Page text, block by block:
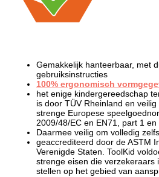
Gemakkelijk hanteerbaar, met
gebruiksinstructies
100% ergonomisch
het enige kindergereedschap
is door TÜV Rheinland en
strenge Europese
2009/48/EC en EN71, part 1 en
Daarmee veilig om volledig
geaccrediteerd door de ASTM
Verenigde Staten. ToolKid
strenge eisen die verzekeraars
stellen op het gebied van